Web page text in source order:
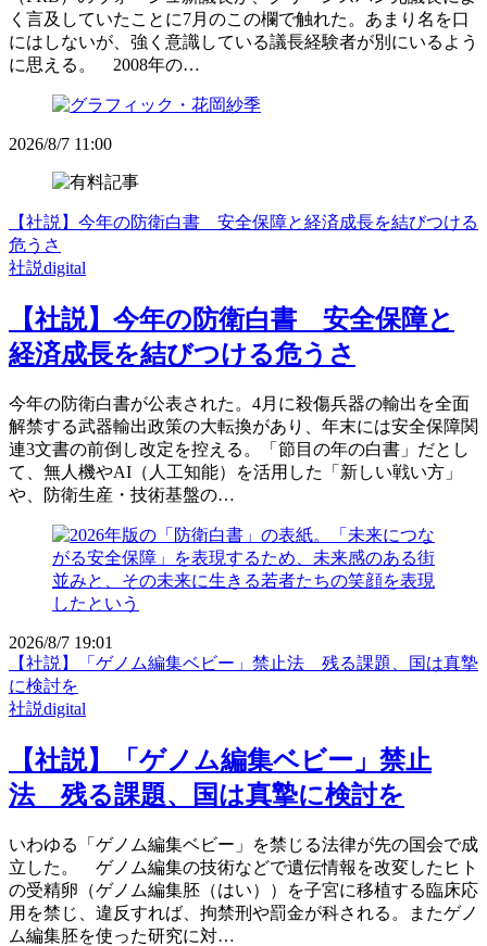
く言及していたことに7月のこの欄で触れた。あまり名を口
にはしないが、強く意識している議長経験者が別にいるよう
に思える。 2008年の…
2026/8/7 11:00
【社説】今年の防衛白書 安全保障と経済成長を結びつける
危うさ
社説digital
【社説】今年の防衛白書 安全保障と
経済成長を結びつける危うさ
今年の防衛白書が公表された。4月に殺傷兵器の輸出を全面
解禁する武器輸出政策の大転換があり、年末には安全保障関
連3文書の前倒し改定を控える。「節目の年の白書」だとし
て、無人機やAI（人工知能）を活用した「新しい戦い方」
や、防衛生産・技術基盤の…
2026/8/7 19:01
【社説】「ゲノム編集ベビー」禁止法 残る課題、国は真摯
に検討を
社説digital
【社説】「ゲノム編集ベビー」禁止
法 残る課題、国は真摯に検討を
いわゆる「ゲノム編集ベビー」を禁じる法律が先の国会で成
立した。 ゲノム編集の技術などで遺伝情報を改変したヒト
の受精卵（ゲノム編集胚（はい））を子宮に移植する臨床応
用を禁じ、違反すれば、拘禁刑や罰金が科される。またゲノ
ム編集胚を使った研究に対…